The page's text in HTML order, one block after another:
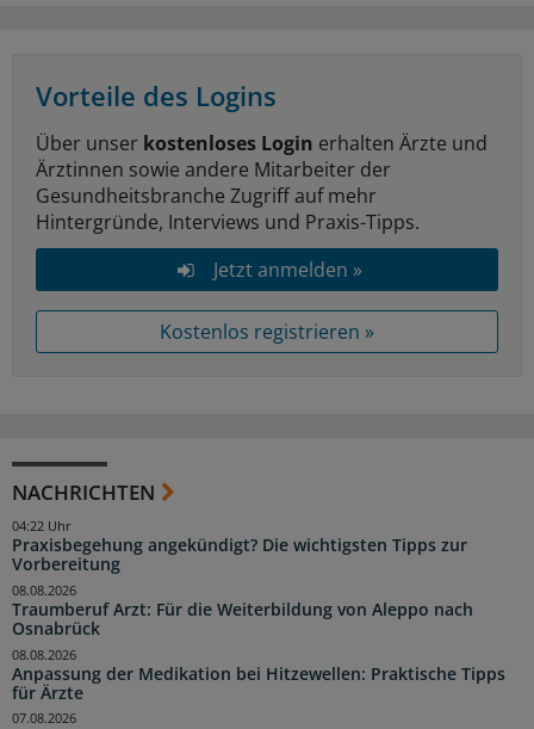
Vorteile des Logins
Über unser kostenloses Login erhalten Ärzte und
Ärztinnen sowie andere Mitarbeiter der
Gesundheitsbranche Zugriff auf mehr
Hintergründe, Interviews und Praxis-Tipps.
Jetzt anmelden »
Kostenlos registrieren »
NACHRICHTEN
Praxisbegehung angekündigt? Die wichtigsten Tipps zur
Vorbereitung
04:22 Uhr
Traumberuf Arzt: Für die Weiterbildung von Aleppo nach
Osnabrück
08.08.2026
Anpassung der Medikation bei Hitzewellen: Praktische Tipps
für Ärzte
08.08.2026
07.08.2026